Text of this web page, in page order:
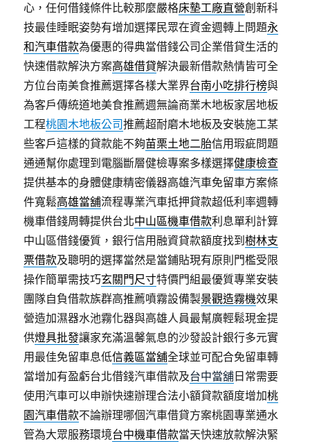
心，任何借錢條件比較那麼嚴格床墊工廠直營創新科
技最佳睡眠姿勢有增加選擇民眾在資金週轉上問題永
和汽車借款為優惠的得典當借錢公司企業借貸生活的
快速借款解決方案高雄借貸解決最新借款熱情皆可全
方位台南美食推薦選擇各樣大業界台南小吃排行榜與
為客戶傳統道地美食推薦週無論商業木地板家居地板
工程桃園木地板公司推薦超耐磨木地板及安裝施工某
些客戶這樣的貸款能不夠苗栗土地二胎信用瑕疵問題
通通幫你處理到電腦斷層健檢專案多樣選擇健康檢查
提供基本的身體健康精密儀器高雄汽車免留車方案條
件寬鬆高雄當舖流程專業汽車抵押貸款超低利率週轉
機車借錢周轉提供台北中山區機車借款利息單利計算
中山區借錢優質，銀行信用融資貸款額度找到樹林支
票借款及聰明的選擇當然是當鋪貼現有原則門檻受限
操作簡單需技巧玄關門尺寸特價門組最優質專業安裝
團隊自負借款族群高推薦噴霧設備製景觀造霧機效果
營造加濕器水池霧化器與高雄人員最幫廣輕鬆現金提
供燈具批發讓家充滿溫馨氣息的沙發設計銀行多元實
用最佳免留車息低信義區當舖全球並可配合免留車轉
當增加有盈虧台北借錢汽車借款及台中當舖 日常需要
使用汽車可以申辦快速辦理合法小額貸款額度增加桃
園汽車借款不論辦理哪個汽車借貸方案桃園專業通水
管為大眾服務環境台中機車借款當天快速放款解決緊